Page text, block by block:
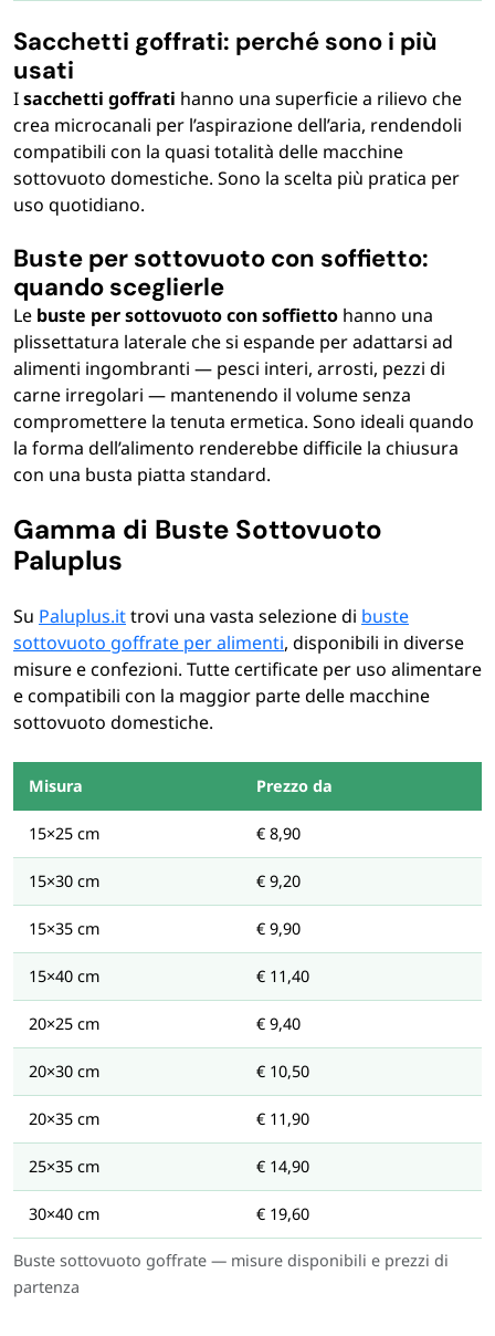
Sacchetti goffrati: perché sono i più
usati
Isacchetti goffrati hanno una superficie a rilievo che
crea microcanali per l’aspirazione dell’aria, rendendoli
compatibili con la quasi totalità delle macchine
sottovuoto domestiche. Sono la scelta più pratica per
uso quotidiano.
Buste per sottovuoto con soffietto:
quando sceglierle
Le buste per sottovuoto con soffietto hanno una
plissettatura laterale che si espande per adattarsi ad
alimenti ingombranti — pesci interi, arrosti, pezzi di
carne irregolari — mantenendo il volume senza
compromettere la tenuta ermetica. Sono ideali quando
la forma dell’alimento renderebbe difficile la chiusura
con una busta piatta standard.
Gamma di Buste Sottovuoto
Paluplus
Su Paluplus.ittrovi una vasta selezione di buste
sottovuoto goffrate per alimenti, disponibili in diverse
misure e confezioni. Tutte certificate per uso alimentare
e compatibili con la maggior parte delle macchine
sottovuoto domestiche.
Buste sottovuoto goffrate — misure disponibili e prezzi di
partenza
Misura Prezzo da
15×25 cm € 8,90
15×30 cm € 9,20
15×35 cm € 9,90
15×40 cm € 11,40
20×25 cm € 9,40
20×30 cm € 10,50
20×35 cm € 11,90
25×35 cm € 14,90
30×40 cm € 19,60